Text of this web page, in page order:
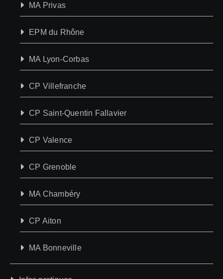
MA Privas
EPM du Rhône
MA Lyon-Corbas
CP Villefranche
CP Saint-Quentin Fallavier
CP Valence
CP Grenoble
MA Chambéry
CP Aiton
MA Bonneville